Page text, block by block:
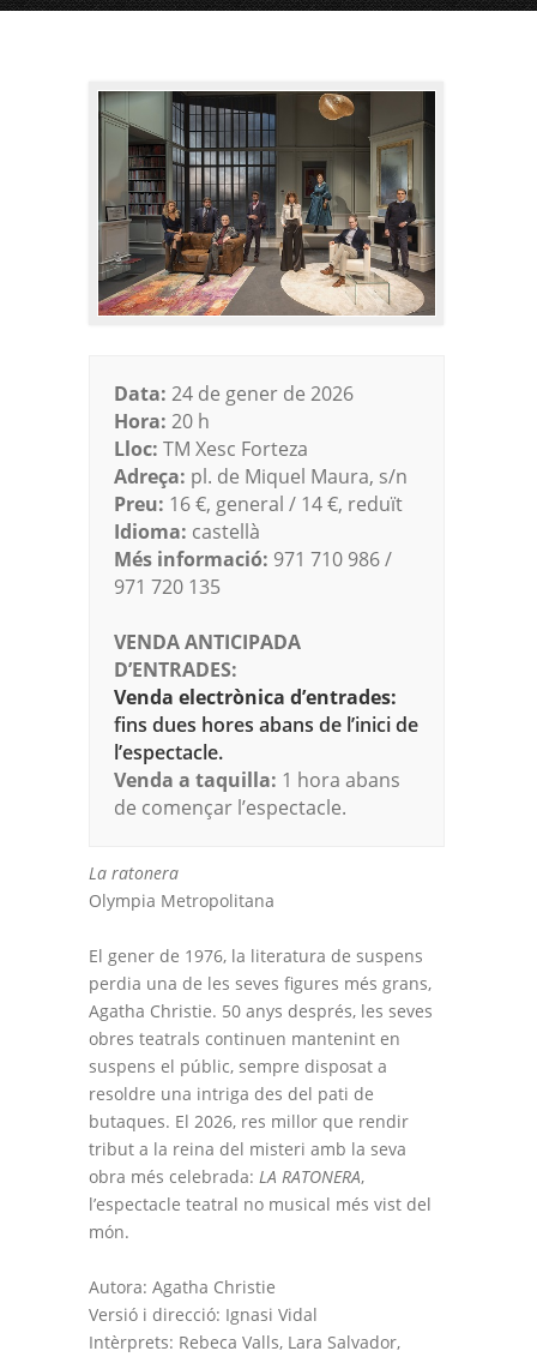
Data: 24 de gener de 2026
Hora: 20 h
Lloc: TM Xesc Forteza
Adreça: pl. de Miquel Maura, s/n
Preu: 16 €, general / 14 €, reduït
Idioma: castellà
Més informació: 971 710 986 /
971 720 135
VENDA ANTICIPADA
D’ENTRADES:
Venda electrònica d’entrades:
fins dues hores abans de l’inici de
l’espectacle.
Venda a taquilla: 1 hora abans
de començar l’espectacle.
La ratonera
Olympia Metropolitana
El gener de 1976, la literatura de suspens
perdia una de les seves figures més grans,
Agatha Christie. 50 anys després, les seves
obres teatrals continuen mantenint en
suspens el públic, sempre disposat a
resoldre una intriga des del pati de
butaques. El 2026, res millor que rendir
tribut a la reina del misteri amb la seva
obra més celebrada: LA RATONERA,
l’espectacle teatral no musical més vist del
món.
Autora: Agatha Christie
Versió i direcció: Ignasi Vidal
Intèrprets: Rebeca Valls, Lara Salvador,